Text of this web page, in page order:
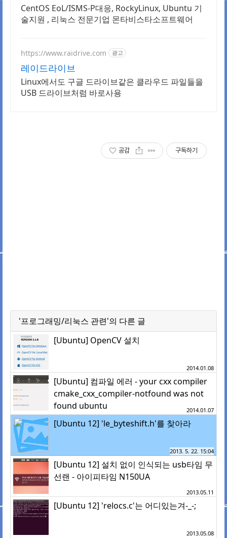
CentOS EoL/ISMS-P대응, RockyLinux, Ubuntu 기
술지원 , 리눅스 전문기업 몬타비스타소프트웨어
https://www.raidrive.com 광고
레이드라이브
Linux에서도 구글 드라이브같은 클라우드 파일들을
USB 드라이브처럼 바로사용
공감 구독하기
'프로그래밍/리눅스 관련'의 다른 글
[Ubuntu] OpenCV 설치
2014.01.08
[Ubuntu] 컴파일 에러 - your cxx compiler
cmake_cxx_compiler-notfound was not
found ubuntu
2014.01.07
[Ubuntu 12] 'le_byteshift.h'를 찾아라
2013. 5. 22. 15:04
[Ubuntu 12] 설치 없이 인식되는 usb타임 무
선랜 - 아이피타임 N150UA
2013.05.11
[Ubuntu 12] 'relocs.c'는 어디있는겨-_-;
2013.05.08